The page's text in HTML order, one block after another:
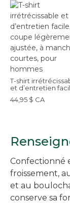
T-shirt
et d’entretien
coupe légèrement
ajustée, à manches
44,95 $ CA
Confectionné
froissement,
et au
conserve sa